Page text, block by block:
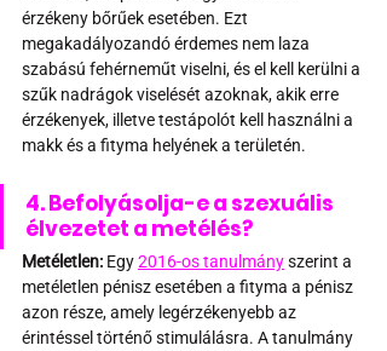
érzékeny bőrűek esetében. Ezt
megakadályozandó érdemes nem laza
szabású fehérneműt viselni, és el kell kerülni a
szűk nadrágok viselését azoknak, akik erre
érzékenyek, illetve testápolót kell használni a
makk és a fityma helyének a területén.
4. Befolyásolja-e a szexuális
élvezetet a metélés?
Metéletlen: Egy 2016-os tanulmány szerint a
metéletlen pénisz esetében a fityma a pénisz
azon része, amely legérzékenyebb az
érintéssel történő stimulálásra. A tanulmány